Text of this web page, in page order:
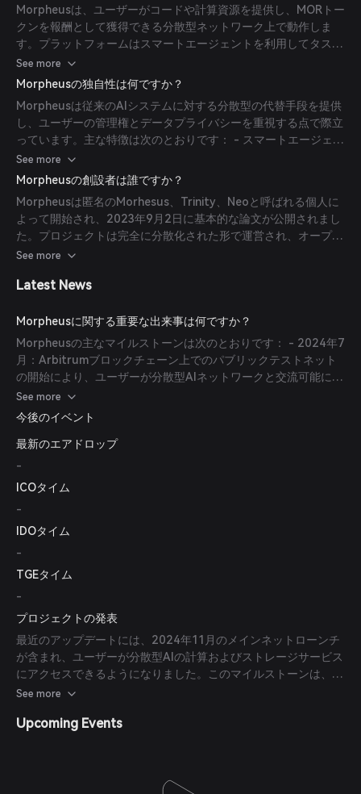
のアクセスの民主化を目指しています。
Morpheusは、ユーザーがコードや計算資源を提供し、MORトー
クンを報酬として獲得できる分散型ネットワーク上で動作しま
す。プラットフォームはスマートエージェントを利用してタスク
の実行やスマートコントラクトの処理を行い、ブロックチェーン
技術によって透明性とセキュリティを維持します。Web3と統合
することで、開発者は分散型クラウドインフラ内でオープンソー
スの大型言語モデルを展開でき、企業による監督から自由なアプ
リケーション開発を推進します。
See more
Morpheusの独自性は何ですか？
Morpheusは従来のAIシステムに対する分散型の代替手段を提供
し、ユーザーの管理権とデータプライバシーを重視する点で際立
っています。主な特徴は次のとおりです： - スマートエージェン
ト：スマートコントラクトを実行しWeb3アプリケーションと連
携可能な個人用AIエンティティ。 - 分散型クラウドインフラ：中
央管理者なしでAIモデルを展開・管理できる環境。 - インセンテ
ィブ参加：コードや計算資源の提供、コミュニティ活動を通じて
MORトークンを獲得し、協力的なエコシステムを形成。
See more
Morpheusの創設者は誰ですか？
Morpheusは匿名のMorhesus、Trinity、Neoと呼ばれる個人に
よって開始され、2023年9月2日に基本的な論文が公開されまし
た。プロジェクトは完全に分散化された形で運営され、オープン
ソースプロジェクトに協力するコミュニティの貢献者によって推
See more
Latest News
Morpheusに関する重要な出来事は何ですか？
Morpheusの主なマイルストーンは次のとおりです： - 2024年7
月：Arbitrumブロックチェーン上でのパブリックテストネット
の開始により、ユーザーが分散型AIネットワークと交流可能に。
- 2024年11月：メインネットへ移行し、LLMの計算とストレー
ジサービスを完全展開。より広範な分散型AIソリューションへの
See more
今後のイベント
最新のエアドロップ
-
ICOタイム
-
IDOタイム
-
TGEタイム
-
プロジェクトの発表
最近のアップデートには、2024年11月のメインネットローンチ
が含まれ、ユーザーが分散型AIの計算およびストレージサービス
にアクセスできるようになりました。このマイルストーンは、分
散型AIソリューションをより広範なユーザーに提供する上で重要
See more
Upcoming Events